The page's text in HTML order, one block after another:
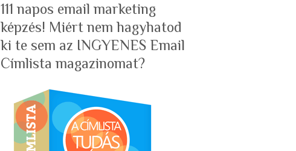
111 napos email marketing
képzés! Miért nem hagyhatod
ki te sem az INGYENES Email
Címlista magazinomat?